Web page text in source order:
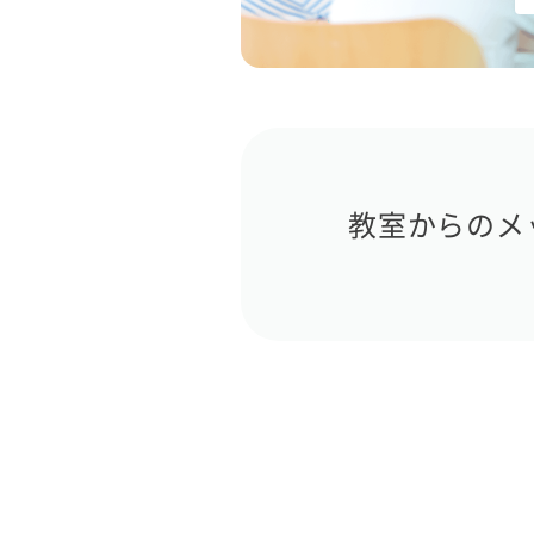
教室からのメ